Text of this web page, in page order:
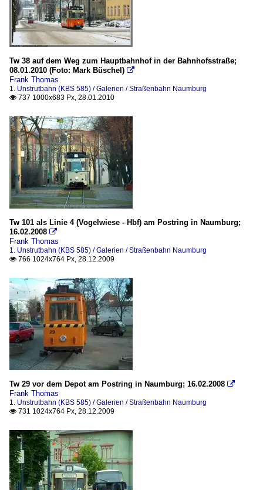
Tw 38 auf dem Weg zum Hauptbahnhof in der Bahnhofsstraße;
08.01.2010 (Foto: Mark Büschel) 
Frank Thomas
1. Unstrutbahn (KBS 585) / Galerien / Straßenbahn Naumburg
 737 1000x683 Px, 28.01.2010
Tw 101 als Linie 4 (Vogelwiese - Hbf) am Postring in Naumburg;
16.02.2008 
Frank Thomas
1. Unstrutbahn (KBS 585) / Galerien / Straßenbahn Naumburg
 766 1024x764 Px, 28.12.2009
Tw 29 vor dem Depot am Postring in Naumburg; 16.02.2008 
Frank Thomas
1. Unstrutbahn (KBS 585) / Galerien / Straßenbahn Naumburg
 731 1024x764 Px, 28.12.2009